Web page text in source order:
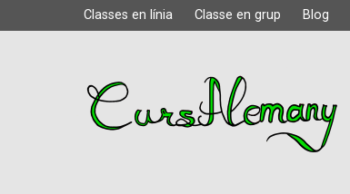
Classes en línia Classe en grup Blog